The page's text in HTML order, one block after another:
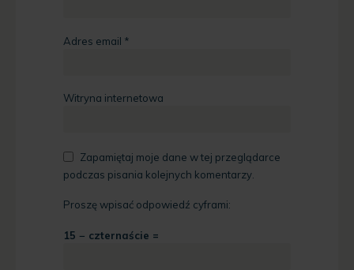
Adres email *
Witryna internetowa
Zapamiętaj moje dane w tej przeglądarce
podczas pisania kolejnych komentarzy.
Proszę wpisać odpowiedź cyframi:
15 − czternaście =